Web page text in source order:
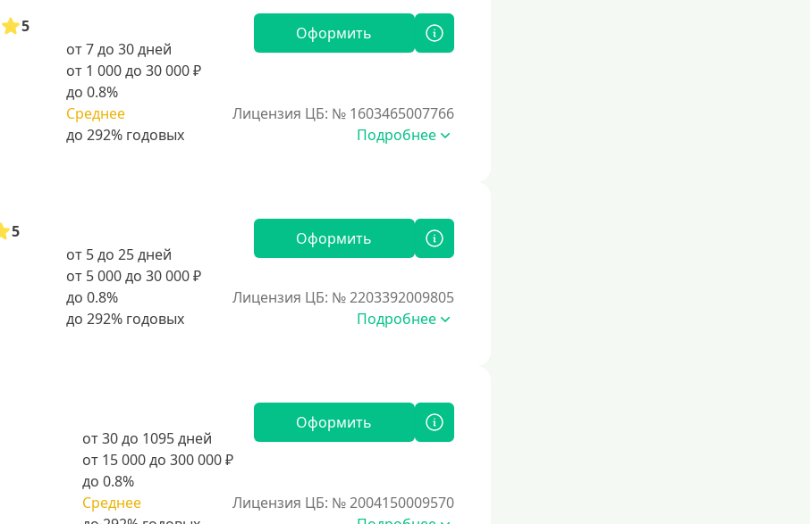
5
от 7 до 30 дней
от 1 000 до 30 000 ₽
до 0.8%
Среднее
Оформить
Лицензия ЦБ: № 1603465007766
Подробнее
5
от 5 до 25 дней
от 5 000 до 30 000 ₽
до 0.8%
Оформить
Лицензия ЦБ: № 2203392009805
Подробнее
от 30 до 1095 дней
от 15 000 до 300 000 ₽
до 0.8%
Среднее
Оформить
Лицензия ЦБ: № 2004150009570